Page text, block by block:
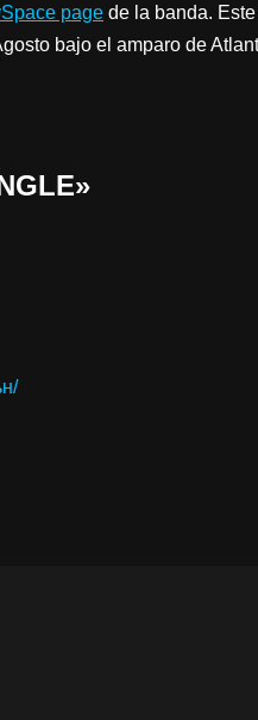
page de la banda.
bajo el amparo de